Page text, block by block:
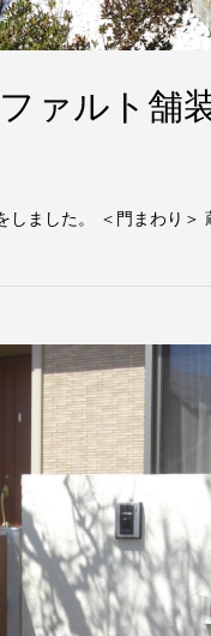
ァルト舗
しました。 ＜門まわり